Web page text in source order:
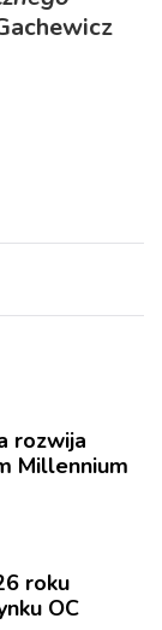
rozwija
Millennium
roku
OC